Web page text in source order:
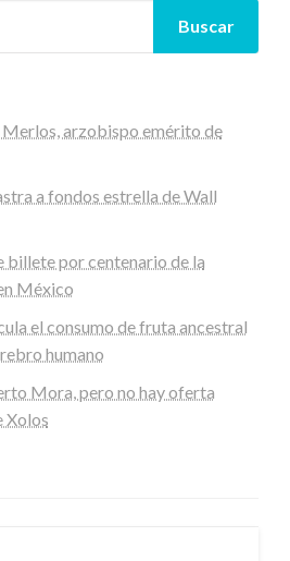
Buscar
arzobispo emérito de
a fondos estrella de Wall
billete por centenario de la
México
el consumo de fruta ancestral
humano
Mora, pero no hay oferta
Xolos